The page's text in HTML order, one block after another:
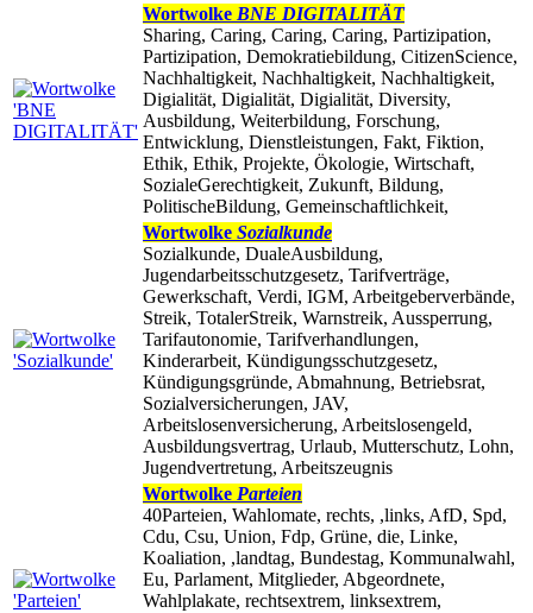
Wortwolke BNE DIGITALITÄT
Sharing, Caring, Caring, Caring, Partizipation,
Partizipation, Demokratiebildung, CitizenScience,
Nachhaltigkeit, Nachhaltigkeit, Nachhaltigkeit,
Digialität, Digialität, Digialität, Diversity,
Ausbildung, Weiterbildung, Forschung,
Entwicklung, Dienstleistungen, Fakt, Fiktion,
Ethik, Ethik, Projekte, Ökologie, Wirtschaft,
SozialeGerechtigkeit, Zukunft, Bildung,
PolitischeBildung, Gemeinschaftlichkeit,
Wortwolke Sozialkunde
Sozialkunde, DualeAusbildung,
Jugendarbeitsschutzgesetz, Tarifverträge,
Gewerkschaft, Verdi, IGM, Arbeitgeberverbände,
Streik, TotalerStreik, Warnstreik, Aussperrung,
Tarifautonomie, Tarifverhandlungen,
Kinderarbeit, Kündigungsschutzgesetz,
Kündigungsgründe, Abmahnung, Betriebsrat,
Sozialversicherungen, JAV,
Arbeitslosenversicherung, Arbeitslosengeld,
Ausbildungsvertrag, Urlaub, Mutterschutz, Lohn,
Jugendvertretung, Arbeitszeugnis
Wortwolke Parteien
40Parteien, Wahlomate, rechts, ,links, AfD, Spd,
Cdu, Csu, Union, Fdp, Grüne, die, Linke,
Koaliation, ,landtag, Bundestag, Kommunalwahl,
Eu, Parlament, Mitglieder, Abgeordnete,
Wahlplakate, rechtsextrem, linksextrem,